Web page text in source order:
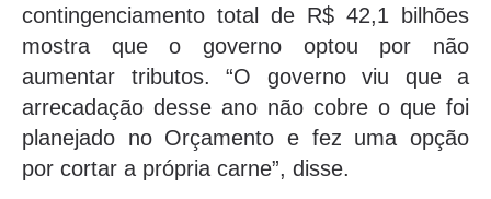
contingenciamento total de R$ 42,1 bilhões
mostra que o governo optou por não
aumentar tributos. “O governo viu que a
arrecadação desse ano não cobre o que foi
planejado no Orçamento e fez uma opção
por cortar a própria carne”, disse.